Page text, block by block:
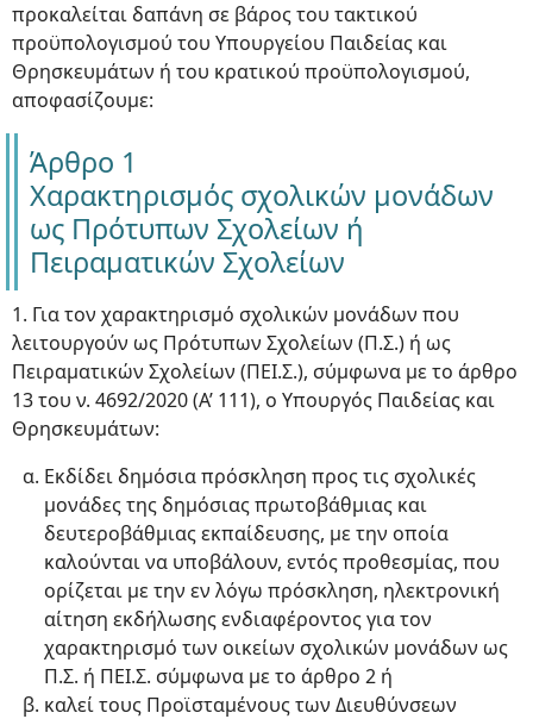
προκαλείται δαπάνη σε βάρος του τακτικού
προϋπολογισμού του Υπουργείου Παιδείας και
Θρησκευμάτων ή του κρατικού προϋπολογισμού,
αποφασίζουμε:
Άρθρο 1
Χαρακτηρισμός σχολικών μονάδων
ως Πρότυπων Σχολείων ή
Πειραματικών Σχολείων
1. Για τον χαρακτηρισμό σχολικών μονάδων που
λειτουργούν ως Πρότυπων Σχολείων (Π.Σ.) ή ως
Πειραματικών Σχολείων (ΠΕΙ.Σ.), σύμφωνα με το άρθρο
13 του ν. 4692/2020 (Α’ 111), ο Υπουργός Παιδείας και
Θρησκευμάτων:
Εκδίδει δημόσια πρόσκληση προς τις σχολικές
μονάδες της δημόσιας πρωτοβάθμιας και
δευτεροβάθμιας εκπαίδευσης, με την οποία
καλούνται να υποβάλουν, εντός προθεσμίας, που
ορίζεται με την εν λόγω πρόσκληση, ηλεκτρονική
αίτηση εκδήλωσης ενδιαφέροντος για τον
χαρακτηρισμό των οικείων σχολικών μονάδων ως
Π.Σ. ή ΠΕΙ.Σ. σύμφωνα με το άρθρο 2 ή
καλεί τους Προϊσταμένους των Διευθύνσεων